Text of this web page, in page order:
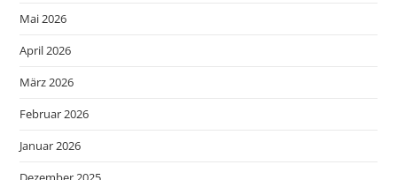
Mai 2026
April 2026
März 2026
Februar 2026
Januar 2026